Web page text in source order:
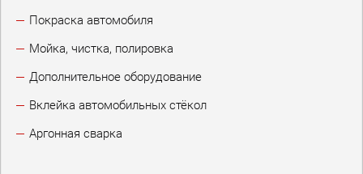
Покраска автомобиля
Мойка, чистка, полировка
Дополнительное оборудование
Вклейка автомобильных стёкол
Аргонная сварка